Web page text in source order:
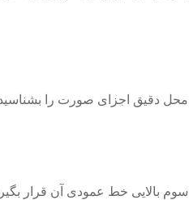
دقیق اجزای صورت را
بالایی خط عمودی آن قرار